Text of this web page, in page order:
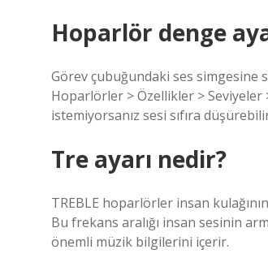
Hoparlör denge
Görev çubuğundaki ses simgesine
Hoparlörler > Özellikler > Seviyeler
istemiyorsanız sesi sıfıra
Tre ayarı nedir?
TREBLE hoparlörler insan
Bu frekans aralığı insan sesinin
önemli müzik bilgilerini içerir.